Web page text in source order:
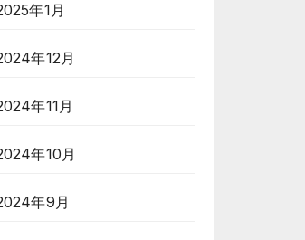
年1月
年12月
年11月
年10月
年9月